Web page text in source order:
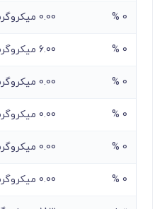
0 % 0.00 میکروگرم
0 % 6.00 میکروگرم
0 % 0.00 میکروگرم
0 % 0.00 میکروگرم
0 % 0.00 میکروگرم
0 % 0.00 میکروگرم